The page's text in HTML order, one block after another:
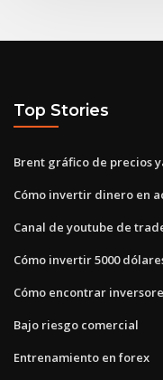
Top Stories
Brent gráfico de precios
Cómo invertir dinero en
Canal de youtube de
Cómo invertir 5000
Cómo encontrar
Bajo riesgo comercial
Entrenamiento en forex